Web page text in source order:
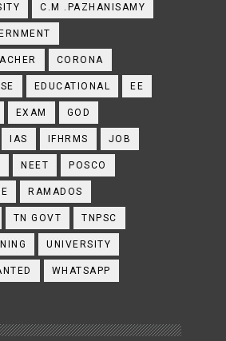
C.M .PAZHANISAMY
CORONA
EDUCATIONAL EE
EXAM GOD
IAS IFHRMS JOB
NEET POSCO
RAMADOS
TN GOVT TNPSC
UNIVERSITY
WHATSAPP